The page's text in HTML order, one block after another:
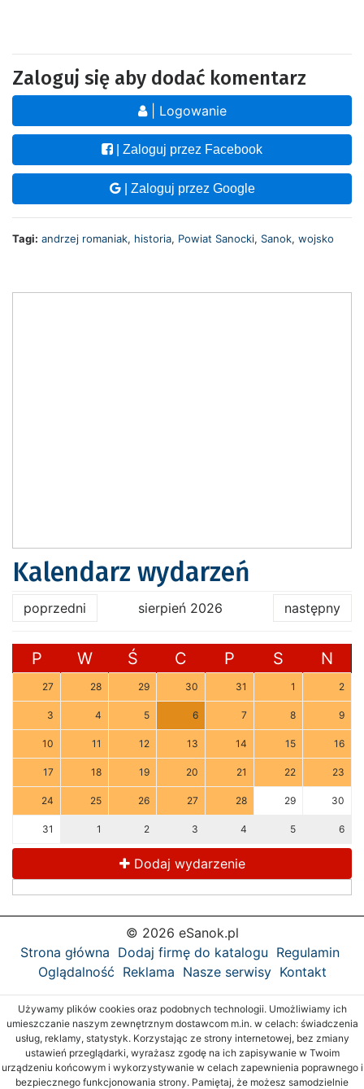
Zaloguj się aby dodać komentarz
| Logowanie
| Zaloguj przez Facebook
| Zaloguj przez Google
Tagi: andrzej romaniak, historia, Powiat Sanocki, Sanok, wojsko
Kalendarz wydarzeń
poprzedni sierpień 2026 następny
P W Ś C P S N
27 28 29 30 31 1 2
3 4 5 6 7 8 9
10 11 12 13 14 15 16
17 18 19 20 21 22 23
24 25 26 27 28 29 30
31 1 2 3 4 5 6
Dodaj wydarzenie
© 2026 eSanok.pl
Strona główna Dodaj firmę do katalogu Regulamin
Oglądalność Reklama Nasze serwisy Kontakt
Używamy plików cookies oraz podobnych technologii. Umożliwiamy ich
umieszczanie naszym zewnętrznym dostawcom m.in. w celach: świadczenia
usług, reklamy, statystyk. Korzystając ze strony internetowej, bez zmiany
ustawień przeglądarki, wyrażasz zgodę na ich zapisywanie w Twoim
urządzeniu końcowym i wykorzystywanie w celach zapewnienia poprawnego i
bezpiecznego funkcjonowania strony. Pamiętaj, że możesz samodzielnie